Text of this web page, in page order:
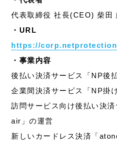
代表取締役 社長(CEO) 柴田
・URL
https://
・事業内容
後払い決済サービス「NP後
企業間決済サービス「NP掛
訪問サービス向け後払い決
air」の運営
新しいカードレス決済「